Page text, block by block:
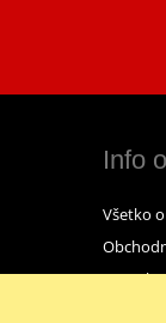
Info
Všetko
Kontakt